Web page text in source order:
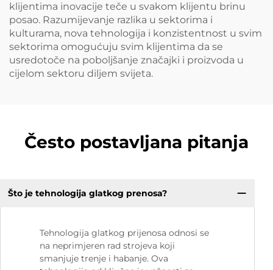
klijentima inovacije teče u svakom klijentu brinu
posao. Razumijevanje razlika u sektorima i
kulturama, nova tehnologija i konzistentnost u svim
sektorima omogućuju svim klijentima da se
usredotoče na poboljšanje značajki i proizvoda u
cijelom sektoru diljem svijeta.
Često postavljana pitanja
Što je tehnologija glatkog prenosa?
Tehnologija glatkog prijenosa odnosi se
na neprimjeren rad strojeva koji
smanjuje trenje i habanje. Ova